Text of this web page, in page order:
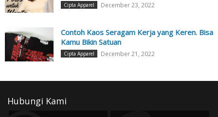
Cipta Apparel December 23, 2022
Contoh Kaos Seragam Kerja yang Keren. Bisa
Kamu Bikin Satuan
Cipta Apparel December 21, 2022
Hubungi Kami